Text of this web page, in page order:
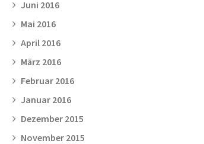
Juni 2016
Mai 2016
April 2016
März 2016
Februar 2016
Januar 2016
Dezember 2015
November 2015